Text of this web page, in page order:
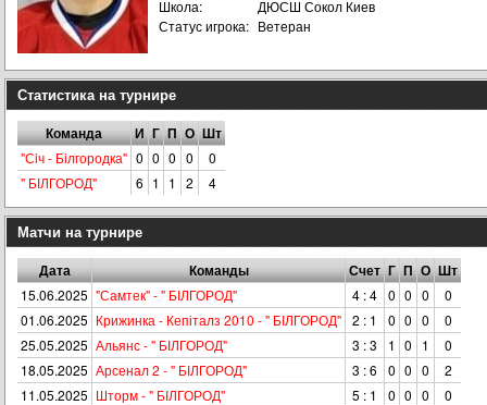
Школа:
ДЮСШ Сокол Киев
Статус игрока: Ветеран
Статистика на турнире
Команда И Г П О Шт
"Сiч - Білгородка" 0 0 0 0
0
" БІЛГОРОД"
6 1 1 2 4
Матчи на турнире
Дата Команды Счет Г П О Шт
15.06.2025 "Самтек" - " БІЛГОРОД" 4 : 4 0 0 0
0
01.06.2025 Крижинка - Кепіталз 2010 - " БІЛГОРОД" 2 : 1 0 0 0
0
25.05.2025 Альянс - " БІЛГОРОД" 3 : 3 1 0 1
0
18.05.2025 Арсенал 2 - " БІЛГОРОД" 3 : 6 0 0 0
2
11.05.2025 Шторм - " БІЛГОРОД" 5 : 1 0 0 0
0